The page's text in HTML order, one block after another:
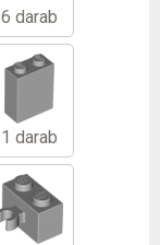
6 darab
1 darab